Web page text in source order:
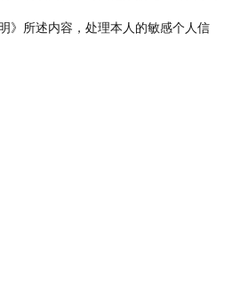
》所述内容，处理本人的敏感个人信